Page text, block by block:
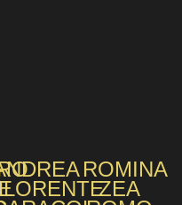
ROMINA
ZEA